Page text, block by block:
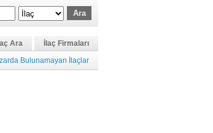
İlaç Ara
İlaç Firmaları
Bulunamayan İlaçlar